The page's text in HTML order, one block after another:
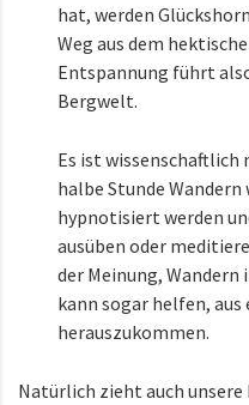
hat, werden
Weg aus dem
Entspannung führt
Bergwelt.
Es ist wissenschaftlich
halbe Stunde
hypnotisiert werden
ausüben oder
der Meinung, Wandern
kann sogar helfen,
herauszukommen.
Natürlich zieht auch